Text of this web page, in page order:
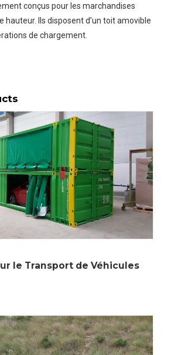
conçus pour les marchandises
hauteur. Ils disposent d’un toit amovible
de chargement.
le Transport de Véhicules